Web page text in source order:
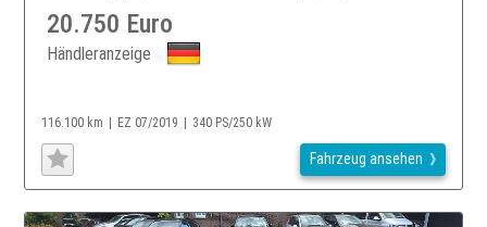
20.750 Euro
Händleranzeige
116.100 km EZ 07/2019 340 PS/250 kW
Fahrzeug ansehen